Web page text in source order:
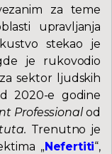
za teme
upravljanja
stekao je
je rukovodio
sektor ljudskih
2020-e godine
Professionalod
Trenutno je
„Nefertiti“,